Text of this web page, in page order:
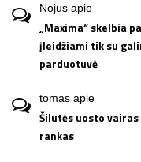
Nojus apie
„Maxima“ skelbia
įleidžiami tik su
parduotuvė
tomas apie
Šilutės uosto
rankas